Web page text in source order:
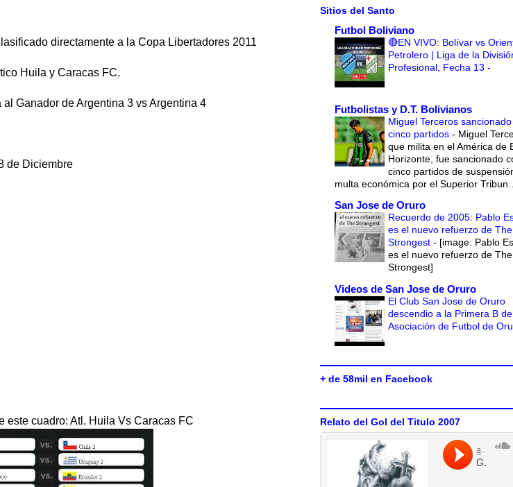
directamente a la Copa Libertadores 2011
Huila y Caracas FC.
Ganador de Argentina 3 vs Argentina 4
de Diciembre
este cuadro: Atl. Huila Vs Caracas FC
Sitios del Santo
Futbol Boliviano
🔴EN VIVO: Bolívar vs
Petrolero | Liga de la
Profesional, Fecha 13 -
Futbolistas y D.T. Bolivianos
Miguel Terceros
cinco partidos - Miguel
que milita en el América de
Horizonte, fue sancionado
cinco partidos de
multa económica por el Superior
San Jose de Oruro
Recuerdo de 2005: Pablo
es el nuevo refuerzo de The
Strongest - [image: Pablo
es el nuevo refuerzo de The
Strongest]
Videos de San Jose de Oruro
El Club San Jose de Oruro
descendio a la Primera B
Asociación de Futbol de
+ de 58mil en Facebook
Relato del Gol del Titulo 2007